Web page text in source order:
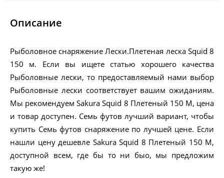
Описание
Рыболовное снаряжение Лески.Плетеная леска Squid 8
150 м. Если вы ищете статью хорошего качества
Рыболовные лески, то предоставляемый нами выбор
Рыболовные лески соответствует вашим ожиданиям.
Мы рекомендуем Sakura Squid 8 Плетеный 150 M, цена
и товар доступен. Семь футов лучший вариант, чтобы
купить Семь футов снаряжение по лучшей цене. Если
нашли цену дешевле Sakura Squid 8 Плетеный 150 M,
доступной всем, где бы то ни быо, мы предложим
такую же!